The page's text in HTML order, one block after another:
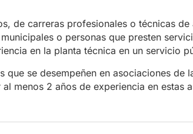
de carreras profesionales o técnicas
o personas que presten
en la planta técnica en un servicio
que se desempeñen en asociaciones
menos 2 años de experiencia en estas